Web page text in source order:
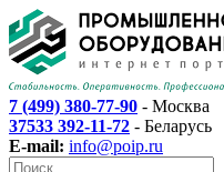
7 (499) 380-77-90 - Москва
37533 392-11-72 - Беларусь
E-mail: info@poip.ru